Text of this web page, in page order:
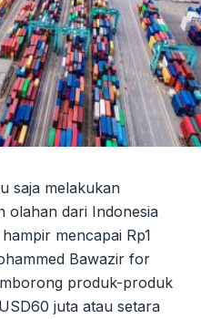
saja melakukan
olahan dari Indonesia
mencapai Rp1
Bawazir for
produk-produk
juta atau setara